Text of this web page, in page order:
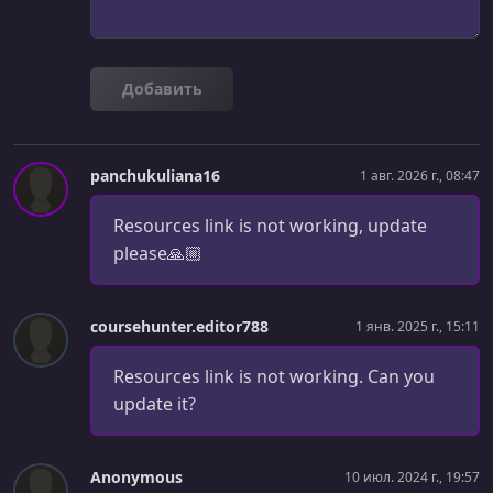
Refining the Logo and Composition
Case Study: Logo Design (Dust Palace / Saver One /
Architecture Brand)
00:01:12
Mod 5 Assignment: Logo Design
Developing a Design Concept
УРОК 32.
Selecting and Editing Type
Добавить
panchukuliana16 1 авг. 2026 г., 08:47
Resources link is not working, update
please🙏🏼
coursehunter.editor788 1 янв. 2025 г., 15:11
Resources link is not working. Can you
update it?
Anonymous 10 июл. 2024 г., 19:57